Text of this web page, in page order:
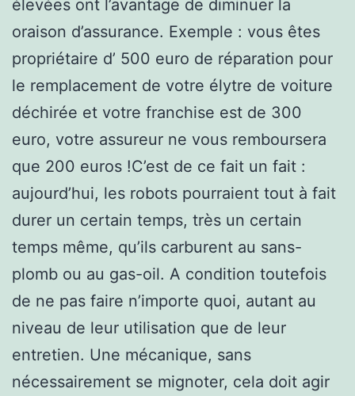
élevées ont l’avantage de diminuer la
oraison d’assurance. Exemple : vous êtes
propriétaire d’ 500 euro de réparation pour
le remplacement de votre élytre de voiture
déchirée et votre franchise est de 300
euro, votre assureur ne vous remboursera
que 200 euros !C’est de ce fait un fait :
aujourd’hui, les robots pourraient tout à fait
durer un certain temps, très un certain
temps même, qu’ils carburent au sans-
plomb ou au gas-oil. A condition toutefois
de ne pas faire n’importe quoi, autant au
niveau de leur utilisation que de leur
entretien. Une mécanique, sans
nécessairement se mignoter, cela doit agir